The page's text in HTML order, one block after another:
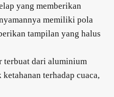
yang memberikan
memiliki pola
tampilan yang halus
terbuat dari aluminium
terhadap cuaca,